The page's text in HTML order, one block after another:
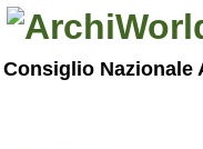
Consiglio Nazionale